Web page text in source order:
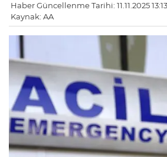
Haber Güncellenme Tarihi: 11.11.2025 13:13
Kaynak: AA